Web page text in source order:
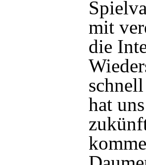
mit
die
hat